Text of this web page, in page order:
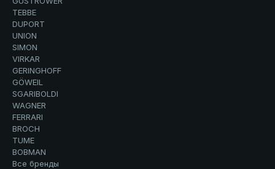
TEBBE
DUPORT
UNION
SIMON
VIRKAR
GERINGHOFF
GÖWEIL
SGARIBOLDI
WAGNER
FERRARI
BROCH
TUME
BOBMAN
Все бренды